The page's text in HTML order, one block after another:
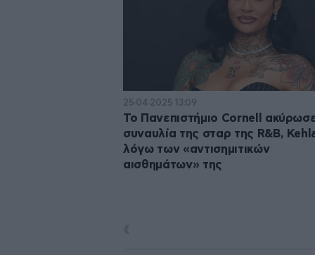
25·04·2025 13:09
Το Πανεπιστήμιο Cornell
συναυλία της σταρ της R&B,
λόγω των «αντισημιτικών
αισθημάτων» της